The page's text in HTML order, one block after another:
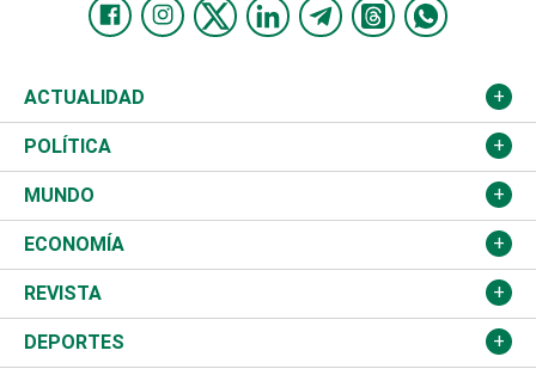
ACTUALIDAD
Nacional
Ciudad
Educación
Salud
Justicia
POLÍTICA
Partidos
JCE
TSE
Congreso Nacional
MUNDO
Estados Unidos
América Latina
Haití
ECONOMÍA
Finanzas
Turismo
REVISTA
Música
DEPORTES